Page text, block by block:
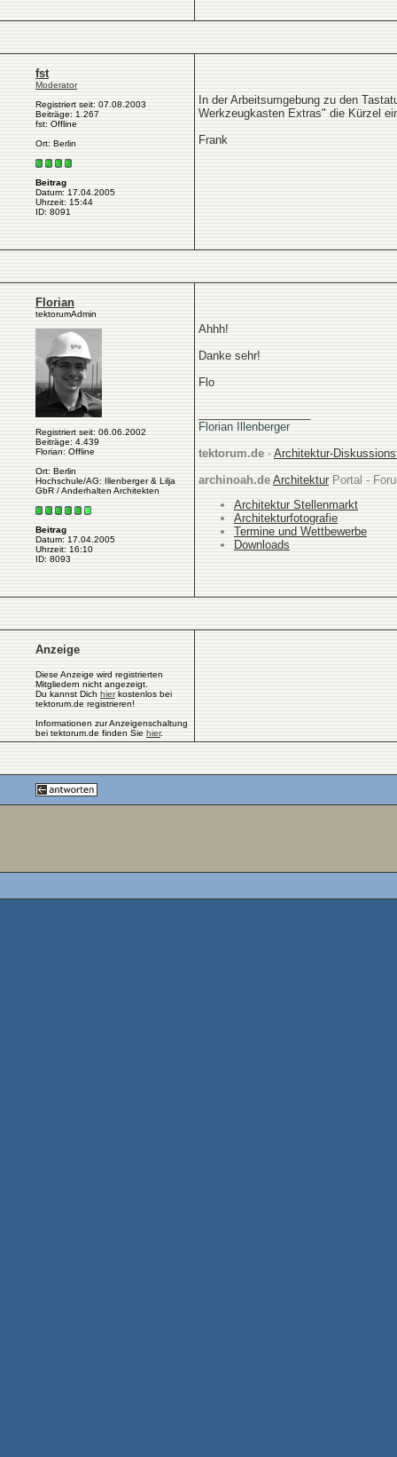
fst
Moderator
Registriert seit: 07.08.2003
Beiträge: 1.267
fst: Offline
Ort: Berlin
Beitrag
Datum: 17.04.2005
Uhrzeit: 15:44
ID: 8091
In der Arbeitsumgebung zu den
Werkzeugkasten Extras" die Kürzel
Frank
Florian
tektorumAdmin
Registriert seit: 06.06.2002
Beiträge: 4.439
Florian: Offline
Ort: Berlin
Hochschule/AG: Illenberger & Lilja
GbR / Anderhalten Architekten
Beitrag
Datum: 17.04.2005
Uhrzeit: 16:10
ID: 8093
Ahhh!
Danke sehr!
Flo
Florian Illenberger
tektorum.de - Architektur-
archinoah.de ArchitekturPortal -
Architektur Stellenmarkt
Architekturfotografie
Termine und Wettbewerbe
Downloads
Anzeige
Diese Anzeige wird registrierten
Mitgliedern nicht angezeigt.
Du kannst Dich hierkostenlos bei
tektorum.de registrieren!
Informationen zur Anzeigenschaltung
bei tektorum.de finden Sie hier.